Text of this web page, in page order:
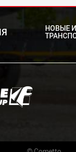
НОВЫЕ